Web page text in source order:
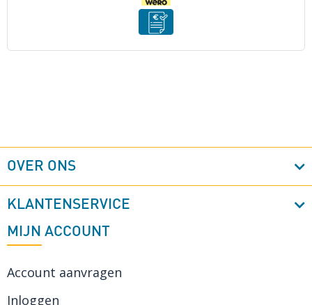
OVER ONS
KLANTENSERVICE
MIJN ACCOUNT
Account aanvragen
Inloggen